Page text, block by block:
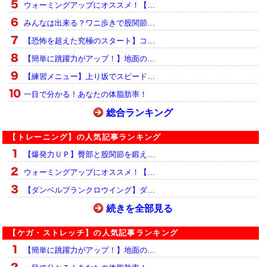
ウォーミングアップにオススメ！【…
みんなは出来る？ワニ歩きで股関節…
【恐怖を超えた究極のスタート】コ…
【簡単に跳躍力がアップ！】地面の…
【練習メニュー】上り坂でスピード…
一目で分かる！あなたの体脂肪率！
総合ランキング
【トレーニング】の人気記事ランキング
【爆発力ＵＰ】臀部と股関節を鍛え…
ウォーミングアップにオススメ！【…
【ダンベルプランクロウイング】ダ…
続きを全部見る
【ケガ・ストレッチ】の人気記事ランキング
【簡単に跳躍力がアップ！】地面の…